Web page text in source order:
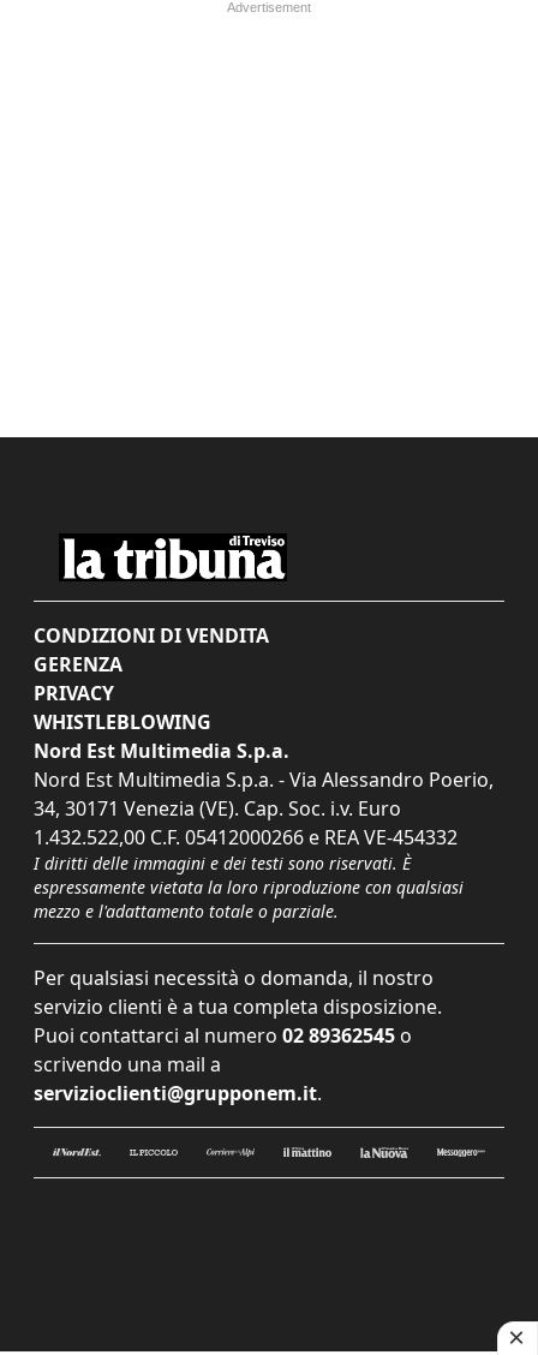
CONDIZIONI DI VENDITA
GERENZA
PRIVACY
WHISTLEBLOWING
Nord Est Multimedia S.p.a.
Nord Est Multimedia S.p.a. - Via Alessandro Poerio,
34, 30171 Venezia (VE). Cap. Soc. i.v. Euro
1.432.522,00 C.F. 05412000266 e REA VE-454332
I diritti delle immagini e dei testi sono riservati. È
espressamente vietata la loro riproduzione con qualsiasi
mezzo e l'adattamento totale o parziale.
Per qualsiasi necessità o domanda, il nostro
servizio clienti è a tua completa disposizione.
Puoi contattarci al numero 02 89362545 o
scrivendo una mail a
servizioclienti@grupponem.it.